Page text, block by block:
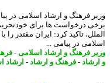
فرهنگ و ارشاد اسلامی در پیامی
درخواست ها برای خودتحریمی
تاکید کرد: ایران مقتدر را با
در پیامی ...
فرهنگ و ارشاد اسلامی-فرهنگ
-فرهنگ و ارشاد -ارشاد